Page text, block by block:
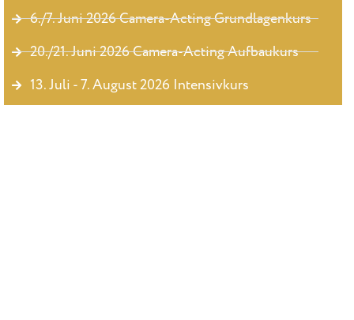
6./7. Juni 2026 Camera-Acting Grundlagenkurs
20./21. Juni 2026 Camera-Acting Aufbaukurs
13. Juli - 7. August 2026 Intensivkurs